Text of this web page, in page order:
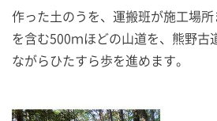
作った土のうを、運搬班が施工場
を含む500ｍほどの山道を、熊野古
ながらひたすら歩を進めます。